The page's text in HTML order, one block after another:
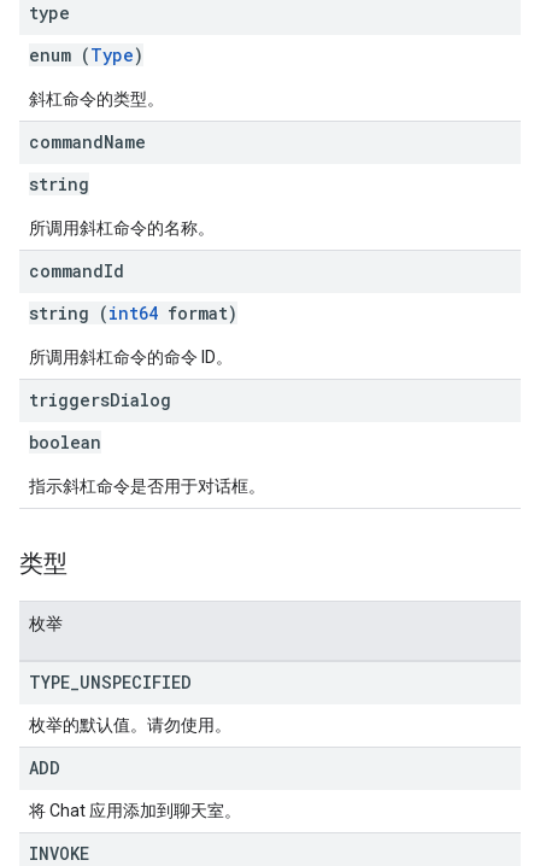
type
enum (Type)
斜杠命令的类型。
commandName
string
所调用斜杠命令的名称。
commandId
string (int64 format)
所调用斜杠命令的命令 ID。
triggersDialog
boolean
指示斜杠命令是否用于对话框。
类型
枚举
TYPE UNSPECIFIED
枚举的默认值。请勿使用。
ADD
将 Chat 应用添加到聊天室。
INVOKE